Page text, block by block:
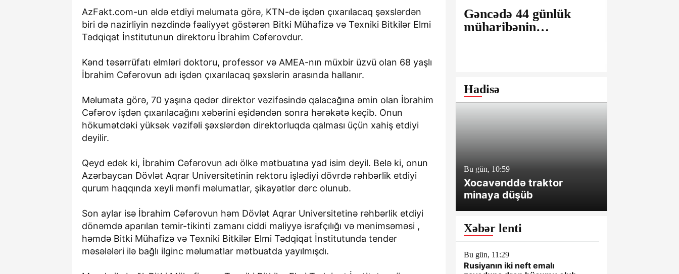
AzFakt.com-un əldə etdiyi məlumata görə, KTN-də işdən çıxarılacaq şəxslərdən
biri də nazirliyin nəzdində fəaliyyət göstərən Bitki Mühafizə və Texniki Bitkilər Elmi
Tədqiqat İnstitutunun direktoru İbrahim Cəfərovdur.
Kənd təsərrüfatı elmləri doktoru, professor və AMEA-nın müxbir üzvü olan 68 yaşlı
İbrahim Cəfərovun adı işdən çıxarılacaq şəxslərin arasında hallanır.
Məlumata görə, 70 yaşına qədər direktor vəzifəsində qalacağına əmin olan İbrahim
Cəfərov işdən çıxarılacağını xəbərini eşidəndən sonra hərəkətə keçib. Onun
hökumətdəki yüksək vəzifəli şəxslərdən direktorluqda qalması üçün xahiş etdiyi
deyilir.
Qeyd edək ki, İbrahim Cəfərovun adı ölkə mətbuatına yad isim deyil. Belə ki, onun
Azərbaycan Dövlət Aqrar Universitetinin rektoru işlədiyi dövrdə rəhbərlik etdiyi
qurum haqqında xeyli mənfi məlumatlar, şikayətlər dərc olunub.
Son aylar isə İbrahim Cəfərovun həm Dövlət Aqrar Universitetinə rəhbərlik etdiyi
dönəmdə aparılan təmir-tikinti zamanı ciddi maliyyə israfçılığı və mənimsəməsi ,
həmdə Bitki Mühafizə və Texniki Bitkilər Elmi Tədqiqat İnstitutunda tender
məsələləri ilə bağlı ilginc məlumatlar mətbuatda yayılmışdı.
Gəncədə 44 günlük
müharibənin
Arxitektura Komitəsi -
SAKİNLƏRDƏN
Hadisə
Bu gün, 10:59
Xocavənddə traktor
minaya düşüb
Xəbər lenti
Bu gün, 11:29
Rusiyanın iki neft emalı